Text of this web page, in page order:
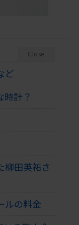
Close
ど
時計？
柳田英祐さ
ルの料金